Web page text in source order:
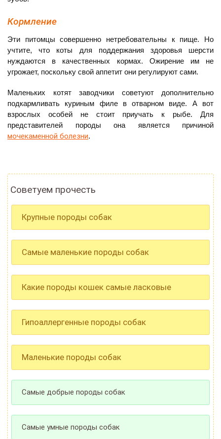
Кормление
Эти питомцы совершенно нетребовательны к пище. Но
учтите, что коты для поддержания здоровья шерсти
нуждаются в качественных кормах. Ожирение им не
угрожает, поскольку свой аппетит они регулируют сами.
Маленьких котят заводчики советуют дополнительно
подкармливать куриным филе в отварном виде. А вот
взрослых особей не стоит приучать к рыбе. Для
представителей породы она является причиной
мочекаменной болезни.
Советуем прочесть
Крупные породы собак
Самые маленькие породы собак
Какие породы кошек самые ласковые
Гипоаллергенные породы собак
Маленькие породы собак
Самые добрые породы собак
Самые умные породы собак